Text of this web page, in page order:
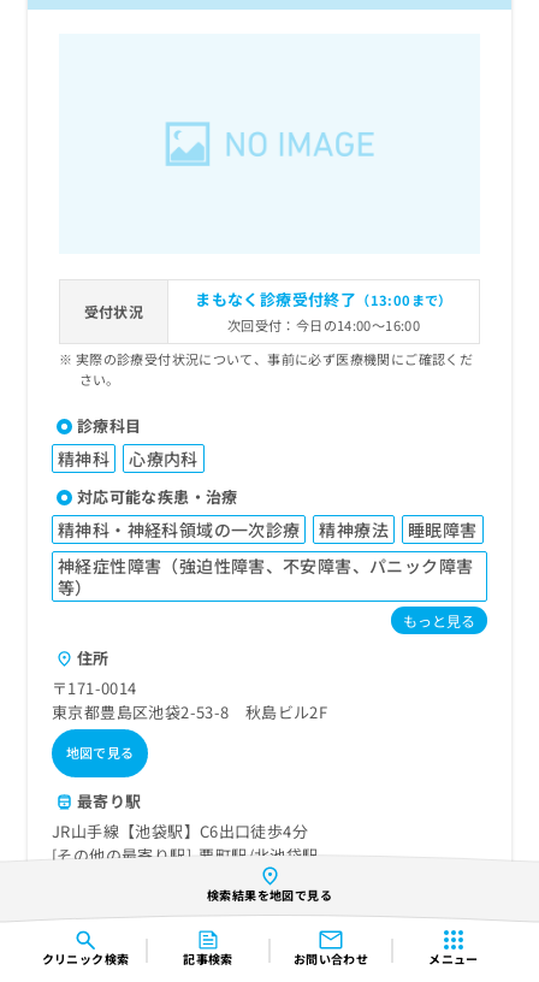
クリニック検索 記事検索 お問い合わせ メニュー
受付状況
まもなく診療受付終了 （13:00まで）
次回受付：今日の14:00～16:00
実際の診療受付状況について、事前に必ず医療機関にご確認くだ
さい。
診療科目
精神科 心療内科
対応可能な疾患・治療
精神科・神経科領域の一次診療 精神療法
睡眠障害
神経症性障害（強迫性障害、不安障害、パニック障害
等）
もっと見る
住所
〒171-0014
東京都豊島区池袋2-53-8 秋島ビル2F
地図で見る
最寄り駅
JR山手線【池袋駅】C6出口徒歩4分
その他の最寄り駅
要町駅 北池袋駅
03-6709-0080
ホームページ
検索結果を地図で見る